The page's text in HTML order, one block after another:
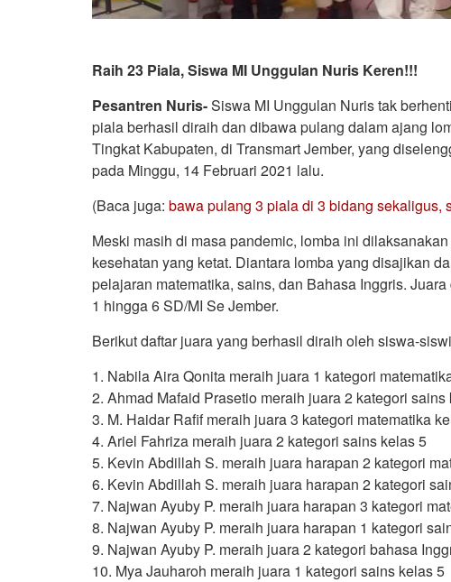
Raih 23 Piala, Siswa MI Unggulan Nuris Keren!!!
Pesantren Nuris-Siswa MI Unggulan Nuris tak
piala berhasil diraih dan dibawa pulang dalam ajang
Tingkat Kabupaten, di Transmart Jember, yang
pada Minggu, 14 Februari 2021 lalu.
(Baca juga: bawa pulang 3 piala di 3 bidang sekaligus,
Meski masih di masa pandemic, lomba ini
kesehatan yang ketat. Diantara lomba yang disajikan
pelajaran matematika, sains, dan Bahasa Inggris.
1 hingga 6 SD/MI Se Jember.
Berikut daftar juara yang berhasil diraih oleh siswa-
1. Nabila Aira Qonita meraih juara 1 kategori
2. Ahmad Mafaid Prasetio meraih juara 2 kategori sains
3. M. Haidar Rafif meraih juara 3 kategori matematika
4. Ariel Fahriza meraih juara 2 kategori sains kelas 5
5. Kevin Abdillah S. meraih juara harapan 2 kategori
6. Kevin Abdillah S. meraih juara harapan 2 kategori
7. Najwan Ayuby P. meraih juara harapan 3 kategori
8. Najwan Ayuby P. meraih juara harapan 1 kategori
9. Najwan Ayuby P. meraih juara 2 kategori bahasa
10. Mya Jauharoh meraih juara 1 kategori sains kelas 5